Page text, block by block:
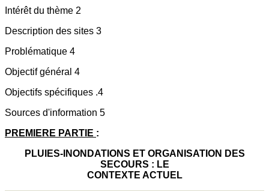
Intérêt du thème 2
Description des sites 3
Problématique 4
Objectif général 4
Objectifs spécifiques .4
Sources d'information 5
PREMIERE PARTIE :
PLUIES-INONDATIONS ET ORGANISATION DES
SECOURS : LE
CONTEXTE ACTUEL